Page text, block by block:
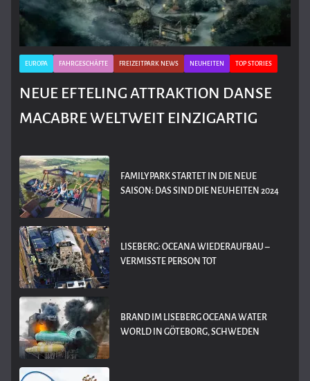
EUROPA FAHRGESCHÄFTE FREIZEITPARK NEWS NEUHEITEN TOP STORIES
NEUE EFTELING ATTRAKTION DANSE
MACABRE WELTWEIT EINZIGARTIG
FAMILYPARK STARTET IN DIE NEUE
SAISON: DAS SIND DIE NEUHEITEN 2024
LISEBERG: OCEANA WIEDERAUFBAU –
VERMISSTE PERSON TOT
BRAND IM LISEBERG OCEANA WATER
WORLD IN GÖTEBORG, SCHWEDEN